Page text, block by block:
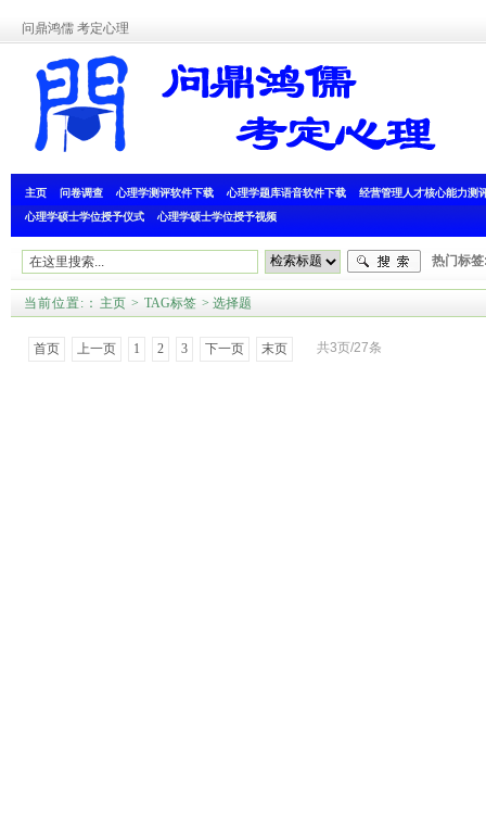
问鼎鸿儒 考定心理
主页 问卷调查 心理学测评软件下载 心理学题库语音软件下载
经营管理人才核心能力测
心理学硕士学位授予仪式
心理学硕士学位授予视频
热门标
当前位置: ： 主页 > TAG标签 > 选择题
共3页/27条
首页 上一页 1 2 3 下一页 末页